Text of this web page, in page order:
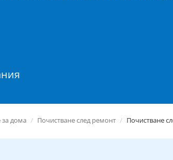
дома Почистване след ремонт Почистване